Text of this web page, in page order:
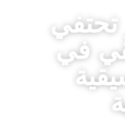
تحتفي
في